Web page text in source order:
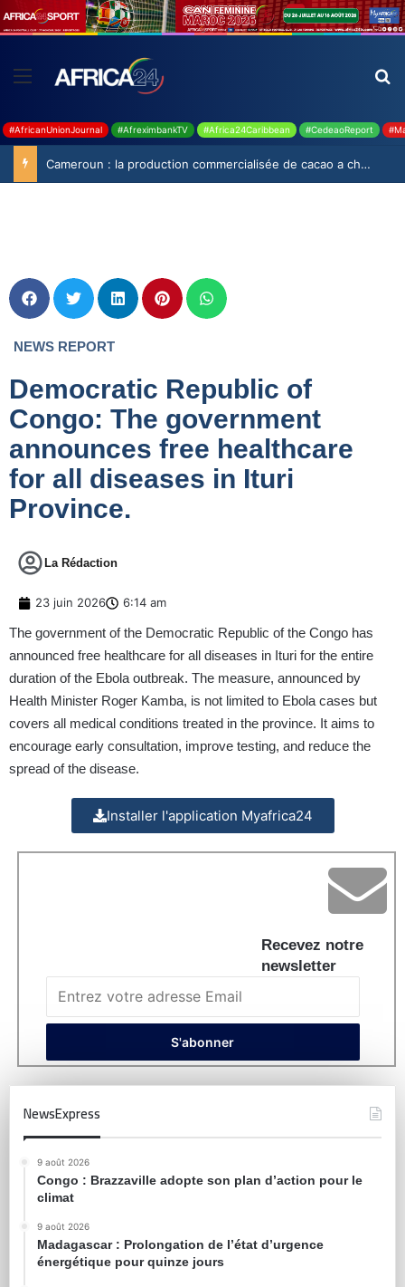
#AfricanUnionJournal #AfreximbankTV #Africa24Caribbean #CedeaoReport
Cameroun : la production commercialisée de cacao a chuté de 19,9% durant la saison 2025-2026
NEWS REPORT
Democratic Republic of
Congo: The government
announces free healthcare
for all diseases in Ituri
Province.
La Rédaction
23 juin 2026 6:14 am
The government of the Democratic Republic of the Congo has
announced free healthcare for all diseases in Ituri for the entire
duration of the Ebola outbreak. The measure, announced by
Health Minister Roger Kamba, is not limited to Ebola cases but
covers all medical conditions treated in the province. It aims to
encourage early consultation, improve testing, and reduce the
spread of the disease.
Installer l'application Myafrica24
Recevez notre
newsletter
NewsExpress
9 août 2026
Congo : Brazzaville adopte son plan d’action pour le
climat
9 août 2026
Madagascar : Prolongation de l’état d’urgence
énergétique pour quinze jours